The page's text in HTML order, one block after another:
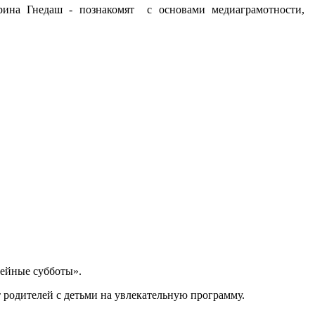
Гнедаш - познакомят с основами медиаграмотности,
субботы».
с детьми на увлекательную программу.